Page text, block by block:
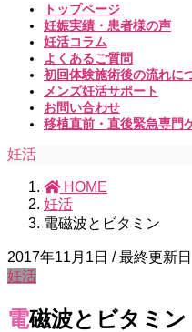
トップページ
妊娠実績・患者様の声
妊活コラム
よくあるご質問
初回体験施術後の流れに
メンズ妊活サポート
お問い合わせ
移植直前・直後緊急専門
妊活
HOME
妊活
電磁波とビタミン
2017年11月1日 / 最終更新
妊活
電磁波とビタミン